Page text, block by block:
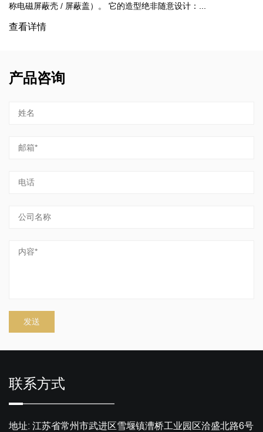
非随意设计：...
占地面积5400㎡，2024年又新增厂
产品咨询
联系方式
地址: 江苏省常州市武进区雪堰镇漕桥工业园区洽盛北路6号